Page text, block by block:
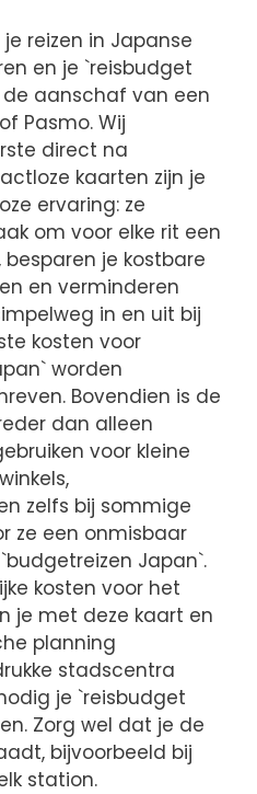
reizen in Japanse
en je `reisbudget
aanschaf van een
Pasmo. Wij
direct na
kaarten zijn je
ervaring: ze
om voor elke rit een
je kostbare
en verminderen
in en uit bij
kosten voor
worden
Bovendien is de
dan alleen
voor kleine
zelfs bij sommige
ze een onmisbaar
Japan`.
kosten voor het
je met deze kaart en
planning
stadscentra
je `reisbudget
Zorg wel dat je de
bijvoorbeeld bij
station.